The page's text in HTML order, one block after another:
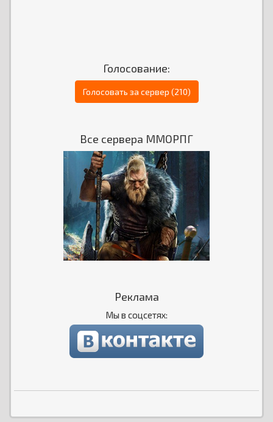
Голосование:
Голосовать за сервер (210)
Все сервера ММОРПГ
Реклама
Мы в соцсетях: